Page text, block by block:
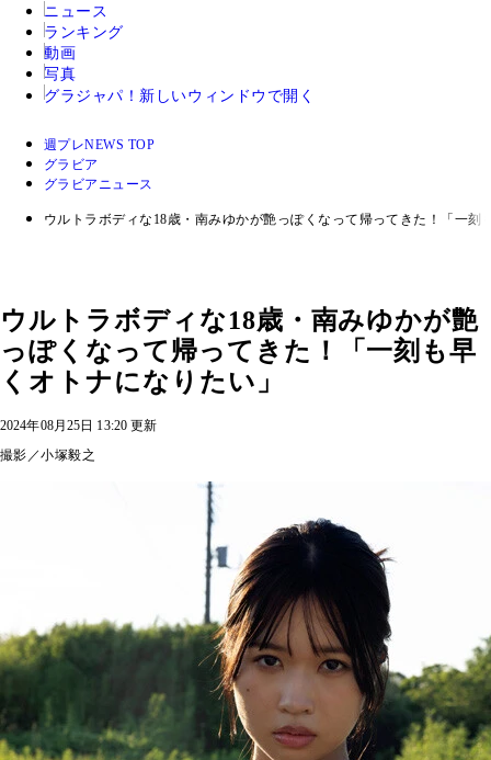
ニュース
ランキング
動画
写真
グラジャパ！ 新しいウィンドウで開く
週プレNEWS TOP
グラビア
グラビアニュース
ウルトラボディな18歳・南みゆかが艶っぽくなって帰ってきた！「一刻
ウルトラボディな18歳・南みゆかが艶
っぽくなって帰ってきた！「一刻も早
くオトナになりたい」
2024年08月25日 13:20 更新
撮影／小塚毅之